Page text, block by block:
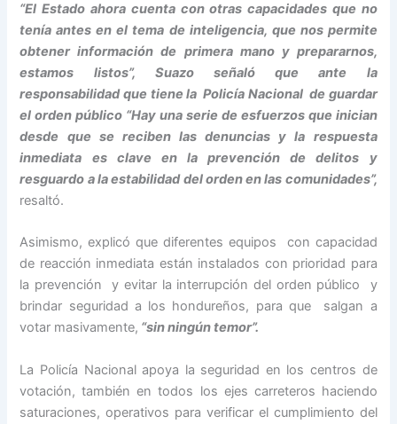
“El Estado ahora cuenta con otras capacidades que no
tenía antes en el tema de inteligencia, que nos permite
obtener información de primera mano y prepararnos,
estamos listos”, Suazo señaló que ante la
responsabilidad que tiene la Policía Nacional de guardar
el orden público “Hay una serie de esfuerzos que inician
desde que se reciben las denuncias y la respuesta
inmediata es clave en la prevención de delitos y
resguardo a la estabilidad del orden en las comunidades”,
resaltó.
Asimismo, explicó que diferentes equipos con capacidad
de reacción inmediata están instalados con prioridad para
la prevención y evitar la interrupción del orden público y
brindar seguridad a los hondureños, para que salgan a
votar masivamente, “sin ningún temor”.
La Policía Nacional apoya la seguridad en los centros de
votación, también en todos los ejes carreteros haciendo
saturaciones, operativos para verificar el cumplimiento del